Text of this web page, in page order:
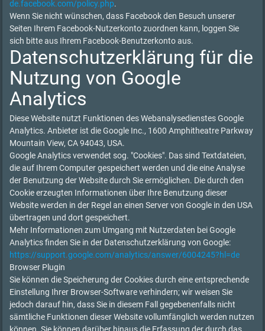
de.facebook.com/policy.php.
Wenn Sie nicht wünschen, dass Facebook den Besuch unserer
Seiten Ihrem Facebook-Nutzerkonto zuordnen kann, loggen Sie
sich bitte aus Ihrem Facebook-Benutzerkonto aus.
Datenschutzerklärung für die
Nutzung von Google
Analytics
Diese Website nutzt Funktionen des Webanalysedienstes Google
Analytics. Anbieter ist die Google Inc., 1600 Amphitheatre Parkway
Mountain View, CA 94043, USA.
Google Analytics verwendet sog. "Cookies". Das sind Textdateien,
die auf Ihrem Computer gespeichert werden und die eine Analyse
der Benutzung der Website durch Sie ermöglichen. Die durch den
Cookie erzeugten Informationen über Ihre Benutzung dieser
Website werden in der Regel an einen Server von Google in den USA
übertragen und dort gespeichert.
Mehr Informationen zum Umgang mit Nutzerdaten bei Google
Analytics finden Sie in der Datenschutzerklärung von Google:
https://support.google.com/analytics/answer/6004245?hl=de
Browser Plugin
Sie können die Speicherung der Cookies durch eine entsprechende
Einstellung Ihrer Browser-Software verhindern; wir weisen Sie
jedoch darauf hin, dass Sie in diesem Fall gegebenenfalls nicht
sämtliche Funktionen dieser Website vollumfänglich werden nutzen